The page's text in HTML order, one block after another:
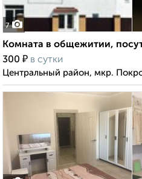
7
Комната в общежитии,
300 ₽ в сутки
Центральный район, мкр.